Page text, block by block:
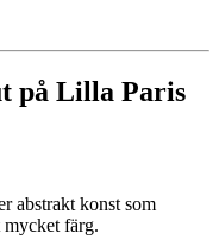
på Lilla Paris
abstrakt konst som
mycket färg.